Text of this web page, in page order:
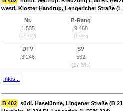
westl. Kloster Handrup, Lengericher Straße (L
Nr.
1.535
(12.759)
B-Rang
9.468
(7.066)
DTV
3.246
SV
562
(17,3%)
Infos...
B 402 südl. Haselünne, Lingener Straße (B